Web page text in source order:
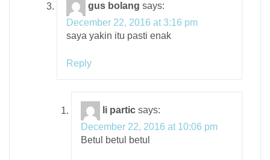
gus bolang says:
December 22, 2016 at 3:16 pm
saya yakin itu pasti enak
Reply
li partic says:
December 22, 2016 at 10:06 pm
Betul betul betul